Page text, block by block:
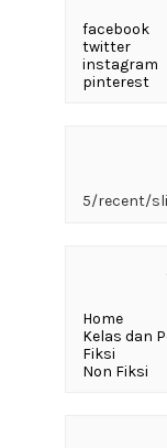
facebook
twitter
instagram
pinterest
5/recent/
Home
Kelas dan
Fiksi
Non Fiksi